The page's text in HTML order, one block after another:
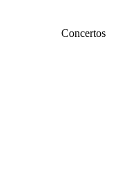
Concertos